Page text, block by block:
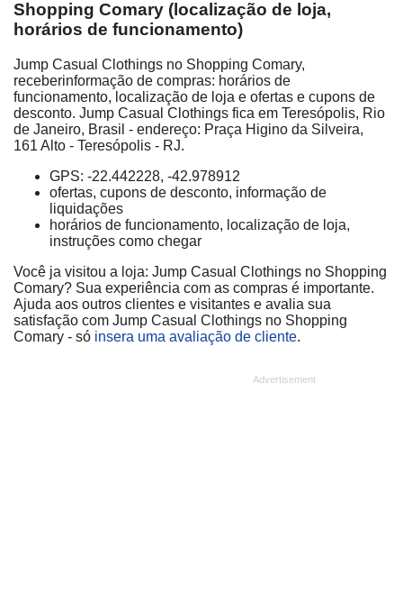
Shopping Comary (localização de loja,
horários de funcionamento)
Jump Casual Clothings no Shopping Comary,
receberinformação de compras: horários de
funcionamento, localização de loja e ofertas e cupons de
desconto. Jump Casual Clothings fica em Teresópolis, Rio
de Janeiro, Brasil - endereço: Praça Higino da Silveira,
161 Alto - Teresópolis - RJ.
GPS: -22.442228, -42.978912
ofertas, cupons de desconto, informação de
liquidações
horários de funcionamento, localização de loja,
instruções como chegar
Você ja visitou a loja: Jump Casual Clothings no Shopping
Comary? Sua experiência com as compras é importante.
Ajuda aos outros clientes e visitantes e avalia sua
satisfação com Jump Casual Clothings no Shopping
Comary - só insera uma avaliação de cliente.